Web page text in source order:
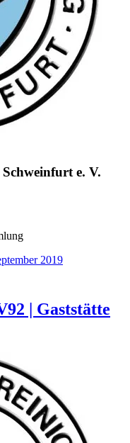
e. V.
2019
| Gaststätte